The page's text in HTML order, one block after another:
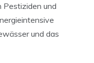
Pestiziden und
und das